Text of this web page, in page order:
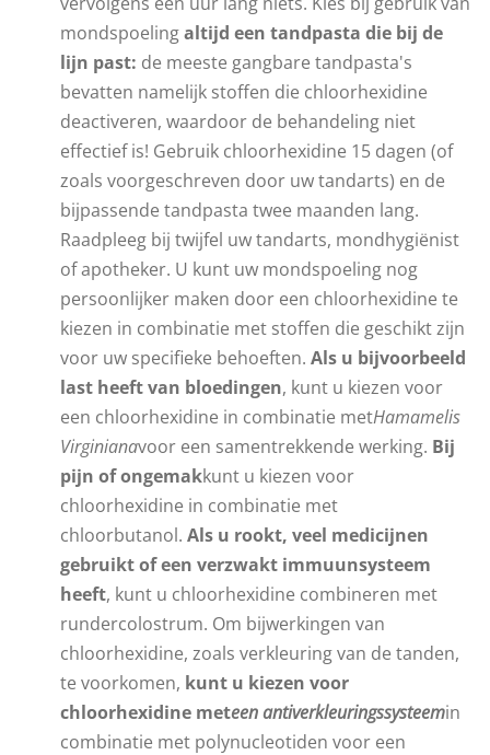
mondspoelingaltijd een tandpasta die bij de
lijn past: de meeste gangbare tandpasta's
bevatten namelijk stoffen die chloorhexidine
deactiveren, waardoor de behandeling niet
effectief is! Gebruik chloorhexidine 15 dagen (of
zoals voorgeschreven door uw tandarts) en de
bijpassende tandpasta twee maanden lang.
Raadpleeg bij twijfel uw tandarts, mondhygiënist
of apotheker. U kunt uw mondspoeling nog
persoonlijker maken door een chloorhexidine te
kiezen in combinatie met stoffen die geschikt zijn
voor uw specifieke behoeften. Als u bijvoorbeeld
last heeft van bloedingen, kunt u kiezen voor
een chloorhexidine in combinatie metHamamelis
Virginianavoor een samentrekkende werking. Bij
pijn of ongemakkunt u kiezen voor
chloorhexidine in combinatie met
chloorbutanol. Als u rookt, veel medicijnen
gebruikt of een verzwakt immuunsysteem
heeft, kunt u chloorhexidine combineren met
rundercolostrum. Om bijwerkingen van
chloorhexidine, zoals verkleuring van de tanden,
te voorkomen, kunt u kiezen voor
chloorhexidine meteen antiverkleuringssysteemin
combinatie met polynucleotiden voor een